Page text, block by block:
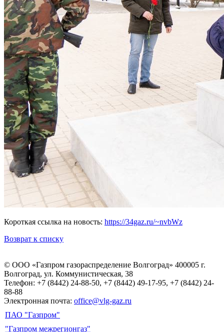
Короткая ссылка на новость: https://34gaz.ru/~nvbWz
Возврат к списку
© ООО «Газпром газораспределение Волгоград» 400005 г.
Волгоград, ул. Коммунистическая, 38
Телефон: +7 (8442) 24-88-50, +7 (8442) 49-17-95, +7 (8442) 24-
88-88
Электронная почта: office@vlg-gaz.ru
ПАО "Газпром"
"Газпром межрегионгаз"